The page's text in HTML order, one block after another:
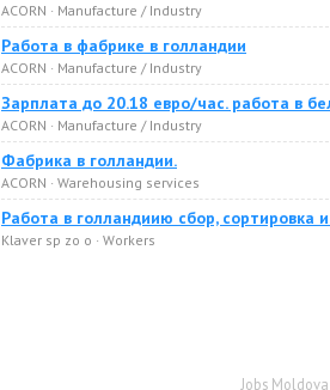
ACORN · Manufacture / Industry
Работа в фабрике в голландии
ACORN · Manufacture / Industry
Зарплата до 20.18 евро/час. работа в
ACORN · Manufacture / Industry
Фабрика в голландии.
ACORN · Warehousing services
Работа в голландиию сбор, сортировка
Klaver sp zo o · Workers
Jobs